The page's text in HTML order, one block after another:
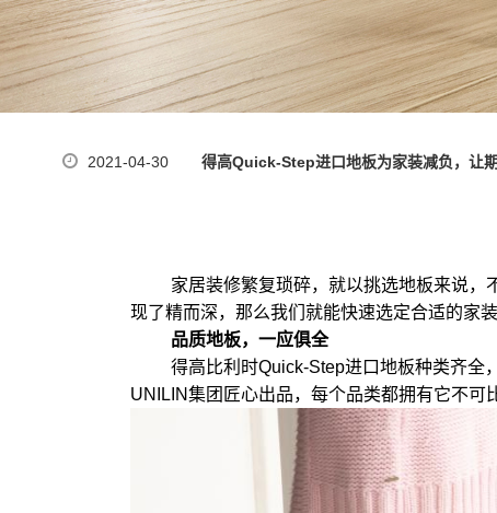
2021-04-30 得高Quick-Step进口地板为家装减负，让
家居装修繁复琐碎，就以挑选地板来说
现了精而深，那么我们就能快速选定合适的家
品质地板，一应俱全
得高比利时Quick-Step进口地板种类齐全
UNILIN集团匠心出品，每个品类都拥有它不可